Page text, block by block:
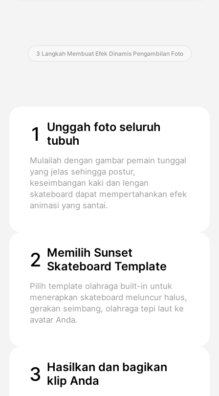
3 Langkah Membuat Efek Dinamis Pengambilan Foto
1
Unggah foto seluruh
tubuh
Mulailah dengan gambar pemain tunggal
yang jelas sehingga postur,
keseimbangan kaki dan lengan
skateboard dapat mempertahankan efek
animasi yang santai.
2 Memilih Sunset
Skateboard Template
Pilih template olahraga built-in untuk
menerapkan skateboard meluncur halus,
gerakan seimbang, olahraga tepi laut ke
avatar Anda.
3 Hasilkan dan bagikan
klip Anda